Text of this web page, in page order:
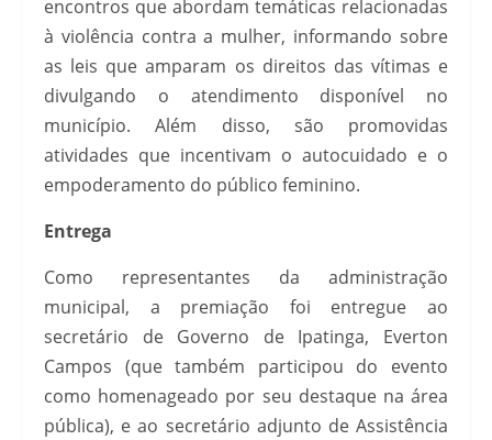
encontros que abordam temáticas relacionadas
à violência contra a mulher, informando sobre
as leis que amparam os direitos das vítimas e
divulgando o atendimento disponível no
município. Além disso, são promovidas
atividades que incentivam o autocuidado e o
empoderamento do público feminino.
Entrega
Como representantes da administração
municipal, a premiação foi entregue ao
secretário de Governo de Ipatinga, Everton
Campos (que também participou do evento
como homenageado por seu destaque na área
pública), e ao secretário adjunto de Assistência